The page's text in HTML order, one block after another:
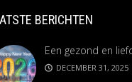
BERICHTEN
Een gezond en
DECEMBER 31, 2025